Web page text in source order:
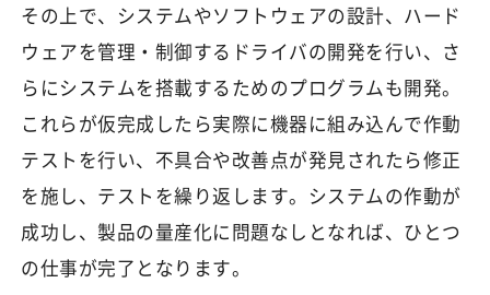
その上で、システムやソフトウェアの設計、ハード
ウェアを管理・制御するドライバの開発を行い、さ
らにシステムを搭載するためのプログラムも開発。
これらが仮完成したら実際に機器に組み込んで作動
テストを行い、不具合や改善点が発見されたら修正
を施し、テストを繰り返します。システムの作動が
成功し、製品の量産化に問題なしとなれば、ひとつ
の仕事が完了となります。